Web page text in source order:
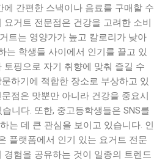
에 간편한 스낵이나 음료를 구매할 수
요거트 전문점은 건강을 고려한 소비
트는 영양가가 높고 칼로리가 낮아
는 학생들 사이에서 인기를 끌고 있
토핑으로 자기 취향에 맞춰 즐길 수
하기에 적합한 장소로 부상하고 있
점은 맛뿐만 아니라 건강을 중요시
니다. 또한, 중고등학생들은 SNS를
는 데 큰 관심을 보이고 있습니다. 인
플랫폼에서 인기 있는 요거트 전문
경험을 공유하는 것이 일종의 트렌드